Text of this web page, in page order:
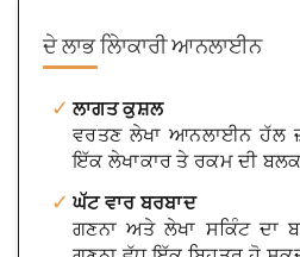
ਦੇ ਲਾਭਲੇਿਾਕਾਰੀ ਆਨਲਾਈਨ
ਲਾਗਤ ਕੁਸ਼ਲ
ਵਰਤਣ ਲੇਖਾ ਆਨਲਾਈਨ ਹੱਲ
ਇੱਕ ਲੇਖਾਕਾਰ ਤੇ ਰਕਮ ਦੀ
ਘੱਟ ਵਾਰ ਬਰਬਾਦ
ਗਣਨਾ ਅਤੇ ਲੇਖਾ ਸਕਿੰਟ ਦਾ